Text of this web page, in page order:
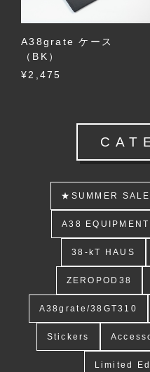
A38grate ケース
（BK）
¥2,475
★SUMMER
A38
38-kT HAUS
ZEROPOD38
A38grate/38GT310
Stickers
Limited